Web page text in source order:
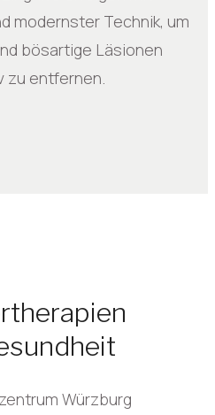
modernster Technik, um
bösartige Läsionen
zu entfernen.
Würzburg